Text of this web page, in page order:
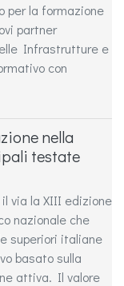
per la formazione
partner
Infrastrutture e
con
nella
testate
via la XIII edizione
nazionale che
superiori italiane
basato sulla
attiva. Il valore